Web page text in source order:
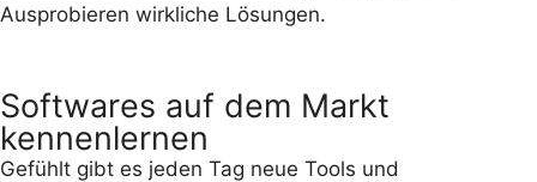
Ausprobieren wirkliche Lösungen.
Softwares auf dem Markt
kennenlernen
Gefühlt gibt es jeden Tag neue Tools und